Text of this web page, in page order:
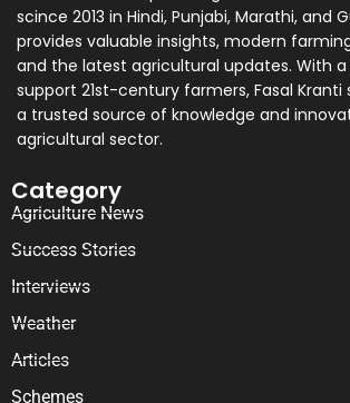
scince 2013 in Hindi, Punjabi, Marathi, and
provides valuable insights, modern
and the latest agricultural updates. With a
support 21st-century farmers, Fasal Kranti
a trusted source of knowledge and
agricultural sector.
Category
Agriculture News
Success Stories
Interviews
Weather
Articles
Schemes